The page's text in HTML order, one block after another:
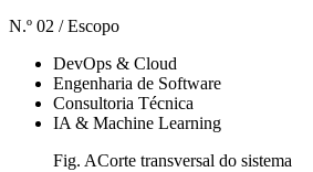
N.º 02 / Escopo
DevOps & Cloud
Engenharia de Software
Consultoria Técnica
IA & Machine Learning
Fig. ACorte transversal do sistema